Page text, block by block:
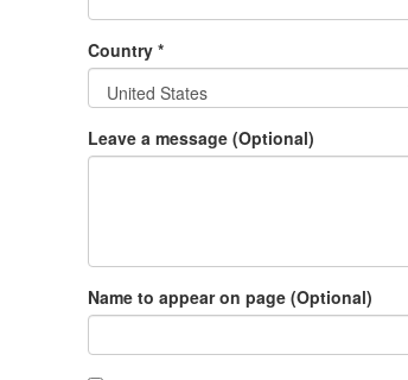
Country *
United States
Leave a message (Optional)
Name to appear on page (Optional)